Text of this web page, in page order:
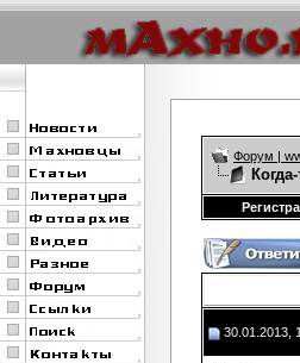
Форум |
30.01.2013,